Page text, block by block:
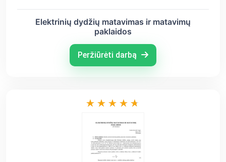
Elektrinių dydžių matavimas ir matavimų
paklaidos
Peržiūrėti darbą